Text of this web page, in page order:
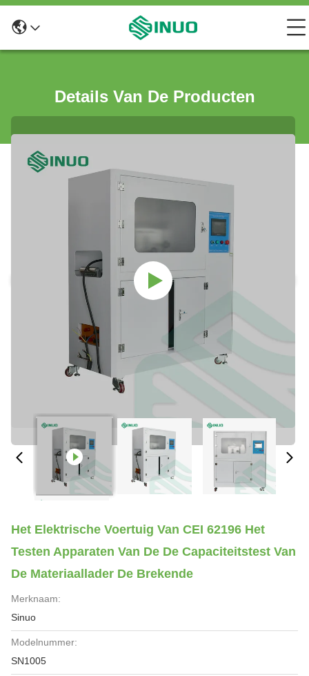
Details Van De Producten
Het Elektrische Voertuig Van CEI 62196 Het
Testen Apparaten Van De De Capaciteitstest Van
De Materiaallader De Brekende
Merknaam:
Sinuo
Modelnummer:
SN1005